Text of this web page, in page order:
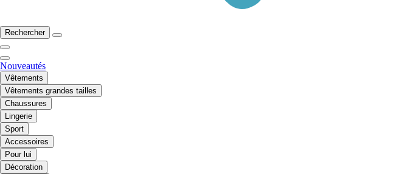
Rechercher
Nouveautés
Vêtements
Vêtements grandes tailles
Chaussures
Lingerie
Sport
Accessoires
Pour lui
Décoration